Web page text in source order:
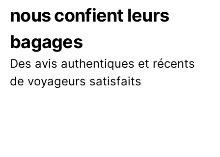
nous confient leurs
bagages
Des avis authentiques et récents
de voyageurs satisfaits